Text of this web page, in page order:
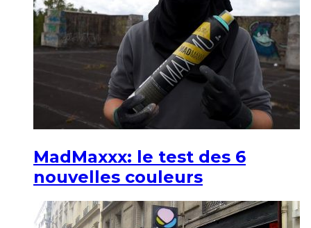
MadMaxxx: le test des 6
nouvelles couleurs